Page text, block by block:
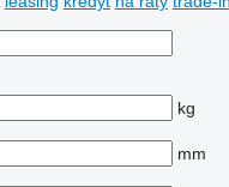
kg
mm